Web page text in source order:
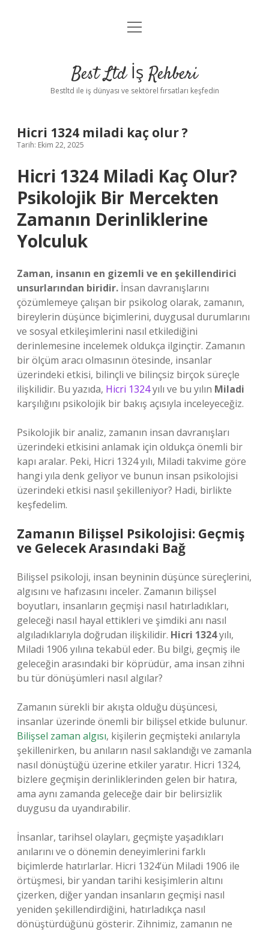
Anasayfa
Yasal Uyarı
menüyü
Best Ltd İş Rehberi
Bestltd ile iş dünyası ve sektörel fırsatları keşfedin
Hicri 1324 miladi kaç olur ?
Tarih: Ekim 22, 2025
Hicri 1324 Miladi Kaç Olur?
Psikolojik Bir Mercekten
Zamanın Derinliklerine
Yolculuk
Zaman, insanın en gizemli ve en şekillendirici
unsurlarından biridir. İnsan davranışlarını
çözümlemeye çalışan bir psikolog olarak, zamanın,
bireylerin düşünce biçimlerini, duygusal durumlarını
ve sosyal etkileşimlerini nasıl etkilediğini
derinlemesine incelemek oldukça ilginçtir. Zamanın
bir ölçüm aracı olmasının ötesinde, insanlar
üzerindeki etkisi, bilinçli ve bilinçsiz birçok süreçle
ilişkilidir. Bu yazıda, Hicri 1324yılı ve bu yılın Miladi
karşılığını psikolojik bir bakış açısıyla inceleyeceğiz.
Psikolojik bir analiz, zamanın insan davranışları
üzerindeki etkisini anlamak için oldukça önemli bir
kapı aralar. Peki, Hicri 1324 yılı, Miladi takvime göre
hangi yıla denk geliyor ve bunun insan psikolojisi
üzerindeki etkisi nasıl şekilleniyor? Hadi, birlikte
keşfedelim.
Zamanın Bilişsel Psikolojisi: Geçmiş
ve Gelecek Arasındaki Bağ
Bilişsel psikoloji, insan beyninin düşünce süreçlerini,
algısını ve hafızasını inceler. Zamanın bilişsel
boyutları, insanların geçmişi nasıl hatırladıkları,
geleceği nasıl hayal ettikleri ve şimdiki anı nasıl
algıladıklarıyla doğrudan ilişkilidir. Hicri 1324yılı,
Miladi 1906 yılına tekabül eder. Bu bilgi, geçmiş ile
geleceğin arasındaki bir köprüdür, ama insan zihni
bu tür dönüşümleri nasıl algılar?
Zamanın sürekli bir akışta olduğu düşüncesi,
insanlar üzerinde önemli bir bilişsel etkide bulunur.
Bilişsel zaman algısı, kişilerin geçmişteki anılarıyla
şekillenirken, bu anıların nasıl saklandığı ve zamanla
nasıl dönüştüğü üzerine etkiler yaratır. Hicri 1324,
bizlere geçmişin derinliklerinden gelen bir hatıra,
ama aynı zamanda geleceğe dair bir belirsizlik
duygusu da uyandırabilir.
İnsanlar, tarihsel olayları, geçmişte yaşadıkları
anılarını ve o dönemin deneyimlerini farklı
biçimlerde hatırlarlar. Hicri 1324’ün Miladi 1906 ile
örtüşmesi, bir yandan tarihi kesişimlerin altını
çizerken, diğer yandan insanların geçmişi nasıl
yeniden şekillendirdiğini, hatırladıkça nasıl
dönüştürdüğünü gösterir. Zihnimiz, zamanın ne